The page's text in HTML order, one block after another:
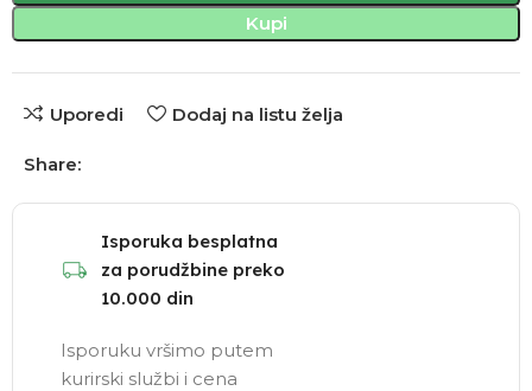
Kupi
Uporedi Dodaj na listu želja
Share:
Isporuka besplatna
za porudžbine preko
10.000 din
Isporuku vršimo putem
kurirski službi i cena